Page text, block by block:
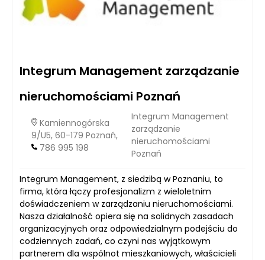
Integrum Management zarządzanie
nieruchomościami Poznań
Kamiennogórska
9/U5, 60-179 Poznań,
786 995 198
Integrum Management
zarządzanie
nieruchomościami
Poznań
Integrum Management, z siedzibą w Poznaniu, to
firma, która łączy profesjonalizm z wieloletnim
doświadczeniem w zarządzaniu nieruchomościami.
Nasza działalność opiera się na solidnych zasadach
organizacyjnych oraz odpowiedzialnym podejściu do
codziennych zadań, co czyni nas wyjątkowym
partnerem dla wspólnot mieszkaniowych, właścicieli